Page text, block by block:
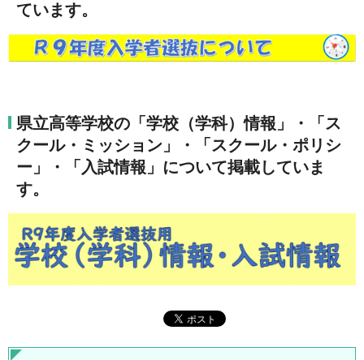
ています。
県立高等学校の「学校（学科）情報」・「ス
クール・ミッション」・
「スクール・ポリシ
ー」・「入試情報」について掲載していま
す。